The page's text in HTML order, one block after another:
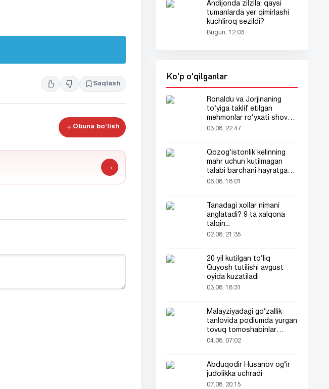
Saqlash
Obuna bo'lish
→
Andijonda zilzila: qaysi
tumanlarda yer qimirlashi
kuchliroq sezildi?
Bugun, 12:03
Ko'p o'qilganlar
Ronaldu va Jorjinaning
to‘yiga taklif etilgan
mehmonlar ro‘yxati shov-
shuvda
03.08, 22:47
Qozog‘istonlik kelinning
mahr uchun kutilmagan
talabi barchani hayratga
soldi
06.08, 18:01
Tanadagi xollar nimani
anglatadi? 9 ta xalqona
talqin...
02.08, 21:35
20 yil kutilgan to‘liq
Quyosh tutilishi avgust
oyida kuzatiladi
03.08, 18:31
Malayziyadagi go‘zallik
tanlovida podiumda yurgan
tovuq tomoshabinlar
e’tiborini tortdi
04.08, 07:02
Abduqodir Husanov og‘ir
judolikka uchradi
07.08, 20:15